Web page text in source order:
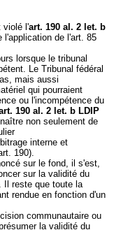
violé l'art. 190 al. 2 let. b
l'application de l'art. 85
lorsque le tribunal
Le Tribunal fédéral
mais aussi
qui pourraient
ou l'incompétence du
190 al. 2 let. b LDIP
non seulement de
interne et
190).
sur le fond, il s'est,
sur la validité du
Il reste que toute la
rendue en fonction d'un
communautaire ou
la validité du